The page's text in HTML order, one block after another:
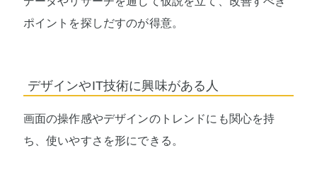
ポイントを探しだすのが得意。
デザインやIT技術に興味がある人
画面の操作感やデザインのトレンドにも関心を持
ち、使いやすさを形にできる。